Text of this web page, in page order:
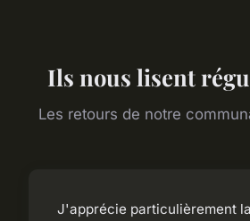
Ils nous lisent
Les retours de notre
J'apprécie particulièrement